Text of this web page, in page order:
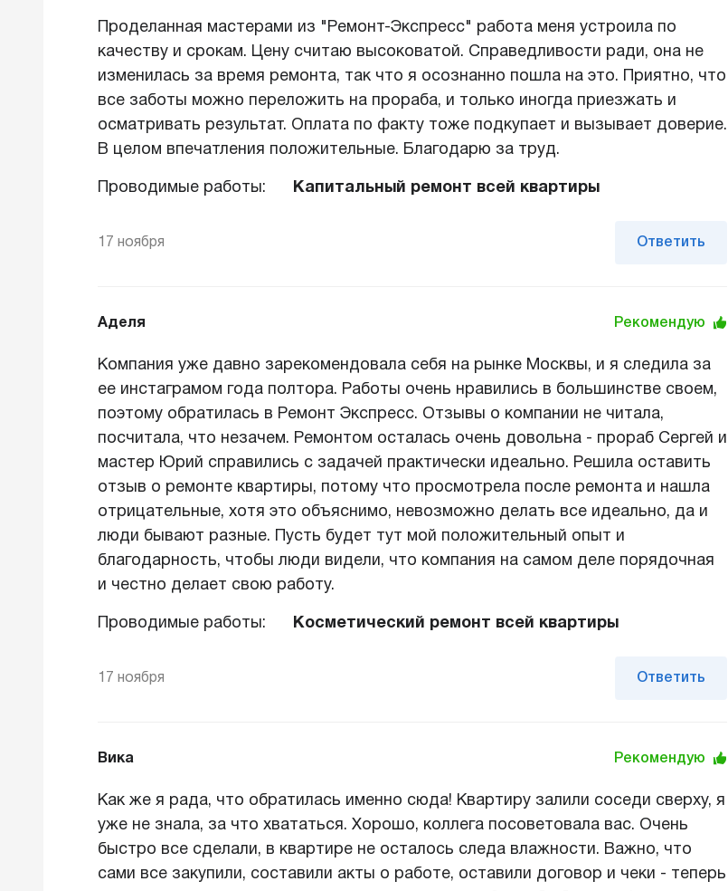
Проделанная мастерами из "Ремонт-Экспресс" работа меня устроила по
качеству и срокам. Цену считаю высоковатой. Справедливости ради, она не
изменилась за время ремонта, так что я осознанно пошла на это. Приятно, что
все заботы можно переложить на прораба, и только иногда приезжать и
осматривать результат. Оплата по факту тоже подкупает и вызывает доверие.
В целом впечатления положительные. Благодарю за труд.
Проводимые работы: Капитальный ремонт всей квартиры
17 ноября Ответить
Аделя Рекомендую
Компания уже давно зарекомендовала себя на рынке Москвы, и я следила за
ее инстаграмом года полтора. Работы очень нравились в большинстве своем,
поэтому обратилась в Ремонт Экспресс. Отзывы о компании не читала,
посчитала, что незачем. Ремонтом осталась очень довольна - прораб Сергей и
мастер Юрий справились с задачей практически идеально. Решила оставить
отзыв о ремонте квартиры, потому что просмотрела после ремонта и нашла
отрицательные, хотя это объяснимо, невозможно делать все идеально, да и
люди бывают разные. Пусть будет тут мой положительный опыт и
благодарность, чтобы люди видели, что компания на самом деле порядочная
и честно делает свою работу.
Проводимые работы: Косметический ремонт всей квартиры
17 ноября Ответить
Вика Рекомендую
Как же я рада, что обратилась именно сюда! Квартиру залили соседи сверху, я
уже не знала, за что хвататься. Хорошо, коллега посоветовала вас. Очень
быстро все сделали, в квартире не осталось следа влажности. Важно, что
сами все закупили, составили акты о работе, оставили договор и чеки - теперь